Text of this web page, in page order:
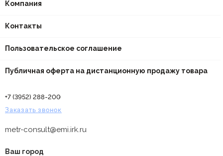
Компания
Контакты
Пользовательское соглашение
Публичная оферта на дистанционную продажу товара
+7 (3952) 288-200
Заказать звонок
metr-consult@emi.irk.ru
Ваш город